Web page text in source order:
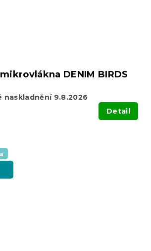
DENIM BIRDS
naskladnění 9.8.2026
Detail